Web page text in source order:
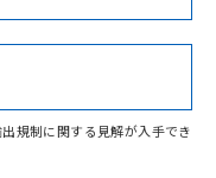
Cd Cr(VI)
証/適合状況ページへ
からご検索ください
規制に関する見解が入手でき